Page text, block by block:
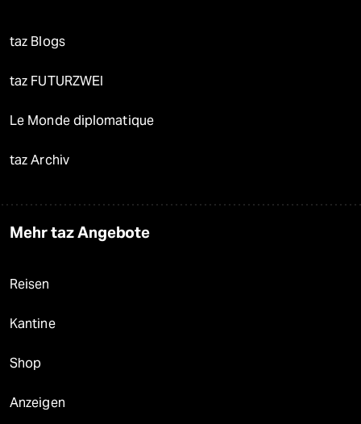
taz Blogs
taz FUTURZWEI
Le Monde diplomatique
taz Archiv
Mehr taz Angebote
Reisen
Kantine
Shop
Anzeigen